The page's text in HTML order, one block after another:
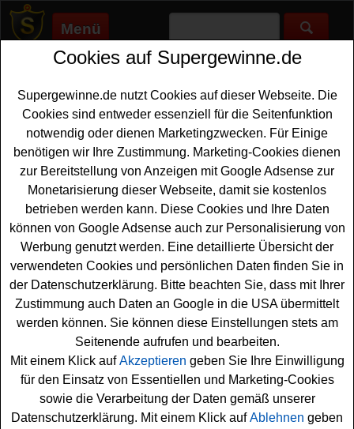
Menü
Supergewinne.de>Gewinnspiele>Reise Gewinnspiele>GQ
Anzeige:
Anzeige:
GQ Adventskalender Gewinnspiel
Grandiose Technik gewinnenkönnen Sie bei dem
großen GQ Adventskalender Gewinnspiel 2024. Schöne
Technik, coole Mode und Accessoires sowie tolle Reisen
warten auf glückliche Gewinner. Das GQ-Magazin verlost
täglich tolle Gewinne - vomModeüber Technik bis zum
Hotelaufenthalt. Am 1. Dezember geht es bereits los mit
einem tollen Soundsystem.
Falls Sie bei dem GQ Adventskalender Gewinnspiel
mitmachen möchten, müssen Sie nur flink das richtige
Türchen öffnen und können sich damit Ihre Chance
sichern. Aber Sie haben keinen Stress mit der Teilnahme,
Cookies auf Supergewinne.de
Supergewinne.de nutzt Cookies auf dieser Webseite. Die
Cookies sind entweder essenziell für die Seitenfunktion
notwendig oder dienen Marketingzwecken. Für Einige
benötigen wir Ihre Zustimmung. Marketing-Cookies dienen
zur Bereitstellung von Anzeigen mit Google Adsense zur
Monetarisierung dieser Webseite, damit sie kostenlos
betrieben werden kann. Diese Cookies und Ihre Daten
können von Google Adsense auch zur Personalisierung von
Werbung genutzt werden. Eine detaillierte Übersicht der
verwendeten Cookies und persönlichen Daten finden Sie in
der Datenschutzerklärung. Bitte beachten Sie, dass mit Ihrer
Zustimmung auch Daten an Google in die USA übermittelt
werden können. Sie können diese Einstellungen stets am
Seitenende aufrufen und bearbeiten.
Mit einem Klick aufAkzeptieren geben Sie Ihre Einwilligung
für den Einsatz von Essentiellen und Marketing-Cookies
sowie die Verarbeitung der Daten gemäß unserer
Datenschutzerklärung. Mit einem Klick aufAblehnen geben